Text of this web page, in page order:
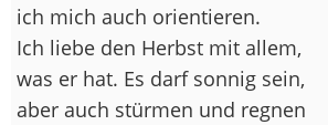
ich mich auch orientieren.
Ich liebe den Herbst mit allem,
was er hat. Es darf sonnig sein,
aber auch stürmen und regnen